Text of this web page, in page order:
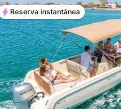
Reserva instantánea